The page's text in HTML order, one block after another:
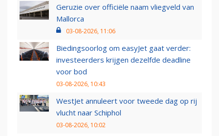
Geruzie over officiële naam vliegveld van
Mallorca
03-08-2026, 11:06
Biedingsoorlog om easyJet gaat verder:
investeerders krijgen dezelfde deadline
voor bod
03-08-2026, 10:43
WestJet annuleert voor tweede dag op rij
vlucht naar Schiphol
03-08-2026, 10:02